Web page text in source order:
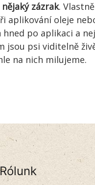
zázrak.
aplikování oleje
po aplikaci a
jsou psi viditelně
na nich milujeme.
Rólunk